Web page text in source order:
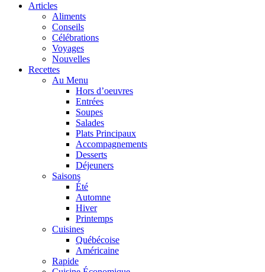
Articles
Aliments
Conseils
Célébrations
Voyages
Nouvelles
Recettes
Au Menu
Hors d’oeuvres
Entrées
Soupes
Salades
Plats Principaux
Accompagnements
Desserts
Déjeuners
Saisons
Été
Automne
Hiver
Printemps
Cuisines
Québécoise
Américaine
Rapide